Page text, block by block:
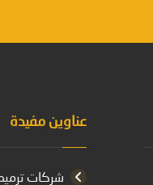
عناوين مفيدة
شركات ترميم